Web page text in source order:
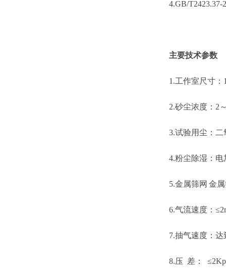
4.GB/
主要技术参数
1.工作室尺寸：
2.砂尘浓度： 2
3.试验用尘：二
4.粉尘除湿：电
5.金属筛网 金
6.气流速度：
7.抽气速度：达
8.压 差：